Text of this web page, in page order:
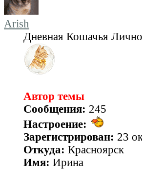
Arish
Дневная Кошачья
Автор темы
Сообщения: 245
Настроение:
Зарегистрирован: 23
Откуда: Красноярск
Имя: Ирина